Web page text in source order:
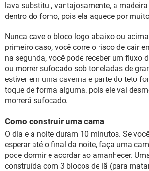
lava substitui, vantajosamente, a
dentro do forno, pois ela aquece por
Nunca cave o bloco logo abaixo ou
primeiro caso, você corre o risco de cair
na segunda, você pode receber um fluxo
ou morrer sufocado sob toneladas de
estiver em uma caverna e parte do teto
toque de forma alguma, pois ele vai
morrerá sufocado.
Como construir uma cama
O dia e a noite duram 10 minutos. Se
esperar até o final da noite, faça uma
pode dormir e acordar ao amanhecer.
construída com 3 blocos de lã (para